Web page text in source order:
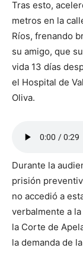
Tras esto,
metros en la
Ríos, frenando
su amigo, que
vida 13 días
el Hospital de
Oliva.
Durante la
prisión
no accedió a
verbalmente a
la Corte de
la demanda de